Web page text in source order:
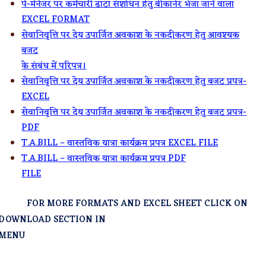
पे-मेनेजर पर कर्मचारी डाटा संशोधन हेतु बीकानेर भेजा जाने वाला
EXCEL FORMAT
सेवानिवृत्ति पर देय उपार्जित अवकाश के नकदीकरण हेतु आवश्यक
बजट
के संबंध में परिपत्र।
सेवानिवृत्ति पर देय उपार्जित अवकाश के नकदीकरण हेतु बजट प्रपत्र-
EXCEL
सेवानिवृत्ति पर देय उपार्जित अवकाश के नकदीकरण हेतु बजट प्रपत्र-
PDF
T.A.BILL – वास्तविक यात्रा कार्यक्रम प्रपत्र EXCEL FILE
T.A.BILL – वास्तविक यात्रा कार्यक्रम प्रपत्र PDF
FILE
MORE FORMATS AND EXCEL SHEET CLICK ON
SECTION IN